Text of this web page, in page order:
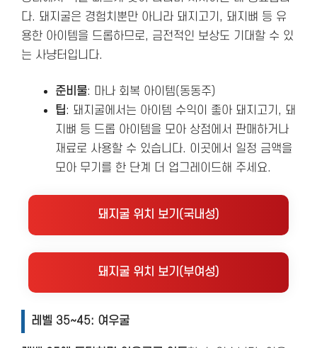
다. 돼지굴은 경험치뿐만 아니라 돼지고기, 돼지뼈 등 유
용한 아이템을 드롭하므로, 금전적인 보상도 기대할 수 있
는 사냥터입니다.
준비물: 마나 회복 아이템(동동주)
팁: 돼지굴에서는 아이템 수익이 좋아 돼지고기, 돼
지뼈 등 드롭 아이템을 모아 상점에서 판매하거나
재료로 사용할 수 있습니다. 이곳에서 일정 금액을
모아 무기를 한 단계 더 업그레이드해 주세요.
돼지굴 위치 보기(국내성)
돼지굴 위치 보기(부여성)
레벨 35~45: 여우굴